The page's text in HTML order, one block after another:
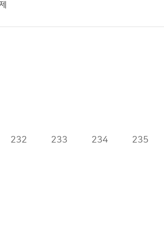
232 233 234 235